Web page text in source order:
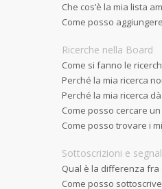
Che cos’è la mia lista
Come posso
Ricerche nella Board
Come si fanno le
Perché la mia ricerca
Perché la mia ricerca
Come posso cercare
Come posso trovare i
Sottoscrizioni e
Qual è la differenza
Come posso